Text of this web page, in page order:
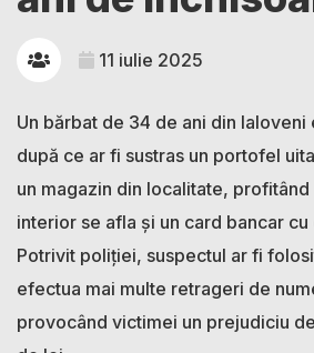
11 iulie 2025
Un bărbat de 34 de ani din
după ce ar fi sustras un portofel
un magazin din localitate,
interior se afla și un card bancar cu
Potrivit poliției, suspectul ar fi
efectua mai multe retrageri de
provocând victimei un prejudiciu